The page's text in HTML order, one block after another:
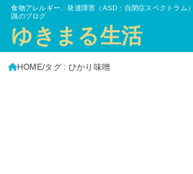
食物アレルギー、発達障害（ASD：自閉症スペクトラム
識のブログ
ゆきまる生活
HOME タグ : ひかり味噌